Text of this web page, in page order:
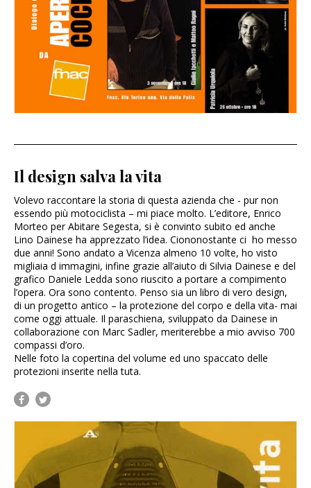
Il design salva la vita
Volevo raccontare la storia di questa azienda che - pur non
essendo più motociclista – mi piace molto. L’editore, Enrico
Morteo per Abitare Segesta, si è convinto subito ed anche
Lino Dainese ha apprezzato l’idea. Ciononostante ci ho messo
due anni! Sono andato a Vicenza almeno 10 volte, ho visto
migliaia d immagini, infine grazie all’aiuto di Silvia Dainese e del
grafico Daniele Ledda sono riuscito a portare a compimento
l’opera. Ora sono contento. Penso sia un libro di vero design,
di un progetto antico – la protezione del corpo e della vita- mai
come oggi attuale. Il paraschiena, sviluppato da Dainese in
collaborazione con Marc Sadler, meriterebbe a mio avviso 700
compassi d’oro.
Nelle foto la copertina del volume ed uno spaccato delle
protezioni inserite nella tuta.